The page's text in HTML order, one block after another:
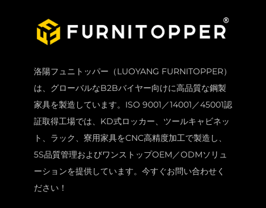
洛陽フュニトッパー（LUOYANG FURNITOPPER）
は、グローバルなB2Bバイヤー向けに高品質な鋼製
家具を製造しています。ISO 9001／14001／45001認
証取得工場では、KD式ロッカー、ツールキャビネッ
ト、ラック、寮用家具をCNC高精度加工で製造し、
5S品質管理およびワンストップOEM／ODMソリュ
ーションを提供しています。今すぐお問い合わせく
ださい！